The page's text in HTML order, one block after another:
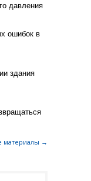
давления
ошибок в
здания
материалы →